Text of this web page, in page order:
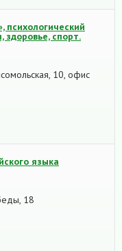
здоровье, спорт.
10, офис
языка
18